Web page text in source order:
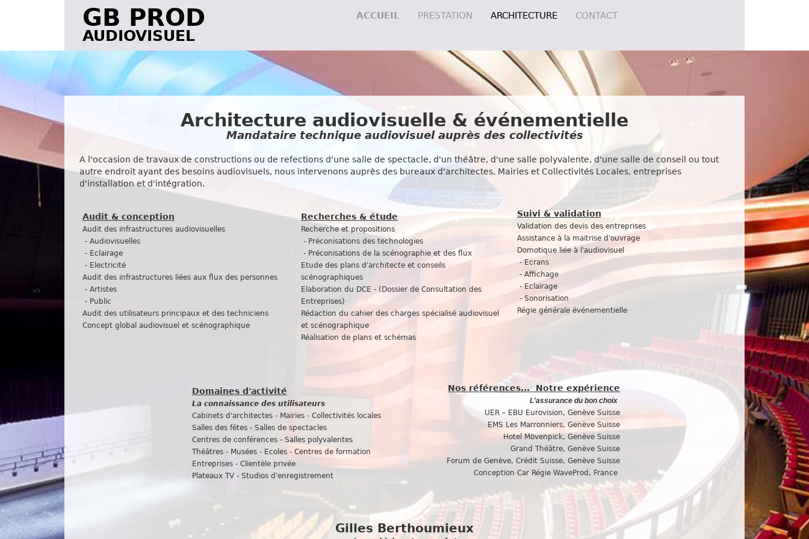
GB PROD
AUDIOVISUEL
ACCUEIL PRESTATION ARCHITECTURE CONTACT
Architecture audiovisuelle & événementielle
Mandataire technique audiovisuel auprès des collectivités
A l'occasion de travaux de constructions ou de refections d'une salle de spectacle, d'un théâtre, d'une salle polyvalente, d'une salle de conseil ou tout
autre endroit ayant des besoins audiovisuels, nous intervenons auprès des bureaux d'architectes, Mairies et Collectivités Locales, entreprises
d'installation et d'intégration.
Audit & conception
Audit des infrastructures audiovisuelles
- Audiovisuelles
- Eclairage
- Electricité
Audit des infrastructures liées aux flux des personnes
- Artistes
- Public
Audit des utilisateurs principaux et des techniciens
Concept global audiovisuel et scénographique
Recherches & étude
Recherche et propositions
- Préconisations des technologies
- Préconisations de la scénographie et des flux
Etude des plans d'architecte et conseils
scénographiques
Elaboration du DCE - (Dossier de Consultationdes
Entreprises)
Rédaction du cahier des charges spécialisé audiovisuel
et scénographique
Réalisation de plans et schémas
Suivi & validation
Validation des devis des entreprises
Assistance à la maitrise d'ouvrage
Domotique liée à l'audiovisuel
- Ecrans
- Affichage
- Eclairage
- Sonorisation
Régie générale événementielle
Domaines d'activité
La connaissance des utilisateurs
Cabinets d'architectes - Mairies - Collectivités locales
Salles des fêtes - Salles de spectacles
Centres de conférences - Salles polyvalentes
Théâtres - Musées - Ecoles - Centres de formation
Entreprises - Clientèle privée
Plateaux TV - Studios d'enregistrement
Nos références... Notre expérience
L'assurance du bon choix
UER – EBU Eurovision, Genève Suisse
EMS Les Marronniers, Genève Suisse
Hotel Mövenpick, Genève Suisse
Grand Théâtre, Genève Suisse
Forum de Genève, Crédit Suisse, Genève Suisse
Conception Car Régie WaveProd, France
Gilles Berthoumieux